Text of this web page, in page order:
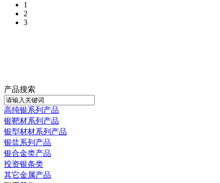
1
2
3
产品搜索
高纯银系列产品
银靶材系列产品
银型材材系列产品
银盐系列产品
银合金类产品
投资银条类
其它金属产品